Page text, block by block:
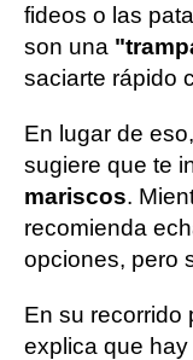
fideos o las
son una
saciarte rápido
En lugar de
sugiere que te
mariscos.
recomienda
opciones, pero
En su recorrido
explica que